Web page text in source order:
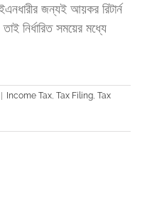
জন্যই আয়কর রিটার্ন
নির্ধারিত সময়ের মধ্যে
| Income Tax Tax Filing Tax